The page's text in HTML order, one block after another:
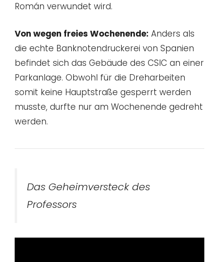
Román verwundet wird.
Von wegen freies Wochenende: Anders als
die echte Banknotendruckerei von Spanien
befindet sich das Gebäude des CSIC an einer
Parkanlage. Obwohl für die Dreharbeiten
somit keine Hauptstraße gesperrt werden
musste, durfte nur am Wochenende gedreht
werden.
Das Geheimversteck des
Professors